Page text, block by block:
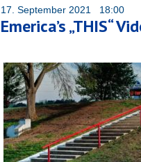
17. September 2021 18:00
Emerica’s „THIS“